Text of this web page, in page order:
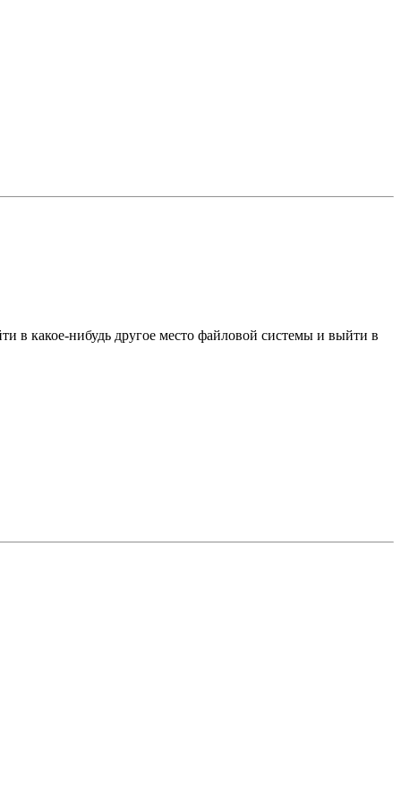
в какое-нибудь другое место файловой системы и выйти в